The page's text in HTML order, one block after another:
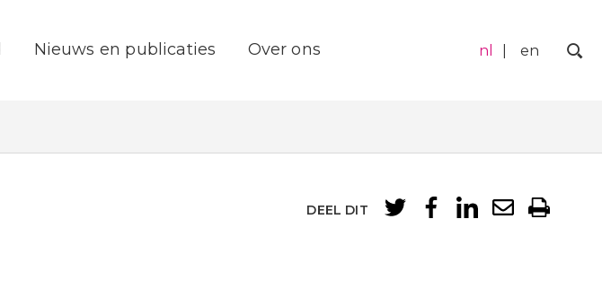
Nieuws en publicaties Over ons nl en
DEEL DIT